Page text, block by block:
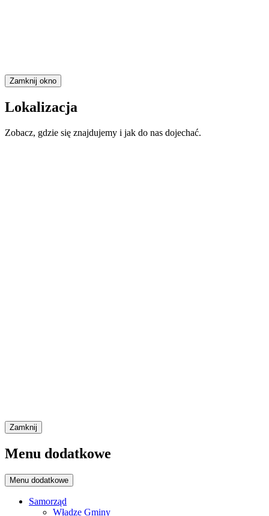
Zamknij okno
Lokalizacja
Zobacz, gdzie się znajdujemy i jak do nas dojechać.
Zamknij
Menu dodatkowe
Menu dodatkowe
Samorząd
Władze Gminy